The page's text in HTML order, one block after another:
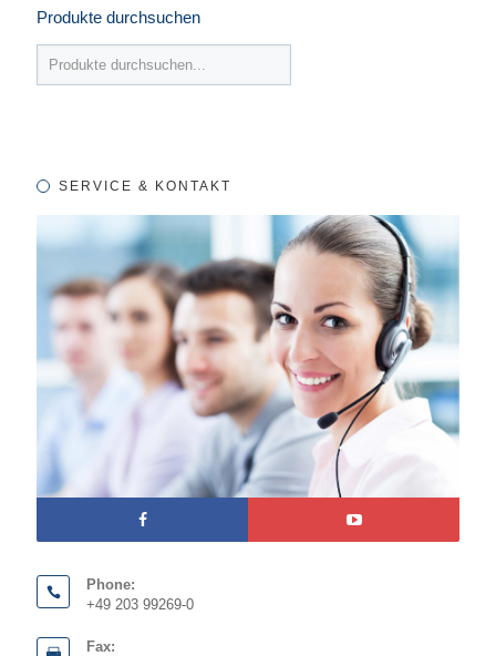
Produkte durchsuchen
SERVICE & KONTAKT
Phone:
+49 203 99269-0
Fax: